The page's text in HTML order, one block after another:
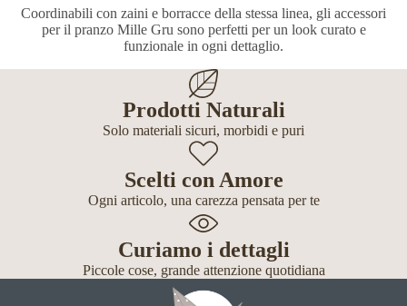
Coordinabili con zaini e borracce della stessa linea, gli accessori
per il pranzo Mille Gru sono perfetti per un look curato e
funzionale in ogni dettaglio.
Prodotti Naturali
Solo materiali sicuri, morbidi e puri
Scelti con Amore
Ogni articolo, una carezza pensata per te
Curiamo i dettagli
Piccole cose, grande attenzione quotidiana